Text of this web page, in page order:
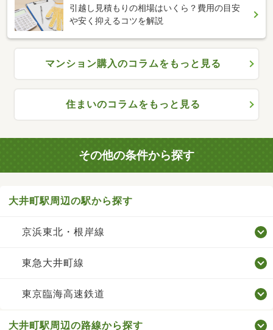
引越し見積もりの相場はいくら？費用の目安
や安く抑えるコツを解説
マンション購入のコラムをもっと見る
住まいのコラムをもっと見る
その他の条件から探す
大井町駅周辺の駅から探す
京浜東北・根岸線
東急大井町線
東京臨海高速鉄道
大井町駅周辺の路線から探す